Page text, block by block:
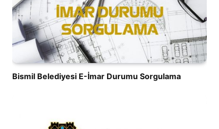
Bismil Belediyesi E-İmar Durumu Sorgulama